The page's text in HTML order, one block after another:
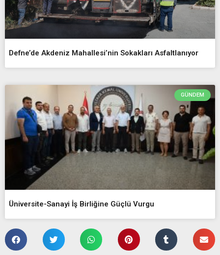
Defne’de Akdeniz Mahallesi’nin Sokakları Asfaltlanıyor
GÜNDEM
Üniversite-Sanayi İş Birliğine Güçlü Vurgu